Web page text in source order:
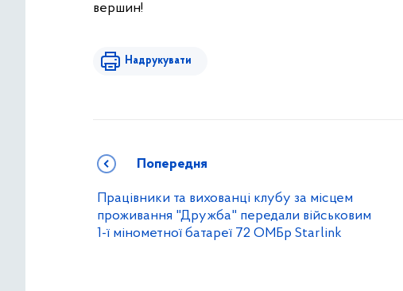
вершин!
Надрукувати
Попередня
Працівники та вихованці клубу за місцем
проживання "Дружба" передали військовим
1-ї мінометної батареї 72 ОМБр Starlink